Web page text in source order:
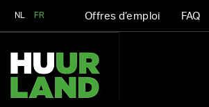
NL FR Offres d’emploi FAQ